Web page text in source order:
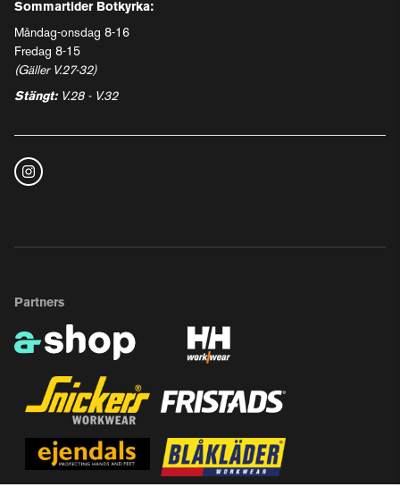
Sommartider Botkyrka:
Måndag-onsdag 8-16
Fredag 8-15
(Gäller V.27-32)
Stängt: V.28 - V.32
Partners